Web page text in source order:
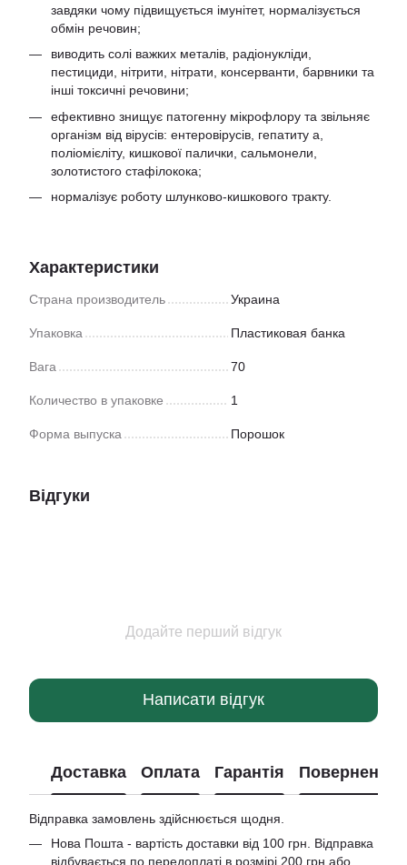
завдяки чому підвищується імунітет, нормалізується
обмін речовин;
виводить солі важких металів, радіонукліди,
пестициди, нітрити, нітрати, консерванти, барвники та
інші токсичні речовини;
ефективно знищує патогенну мікрофлору та звільняє
організм від вірусів: ентеровірусів, гепатиту а,
поліомієліту, кишкової палички, сальмонели,
золотистого стафілокока;
нормалізує роботу шлунково-кишкового тракту.
Характеристики
Страна производитель Украина
Упаковка Пластиковая банка
Вага 70
Количество в упаковке 1
Форма выпуска Порошок
Відгуки
Додайте перший відгук
Написати відгук
Доставка Оплата Гарантія Повернення
Відправка замовлень здійснюється щодня.
Нова Пошта - вартість доставки від 100 грн. Відправка
відбувається по передоплаті в розмірі 200 грн або